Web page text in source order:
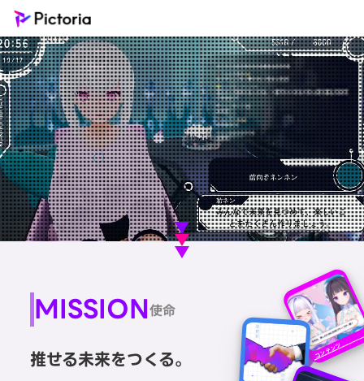
コンテンツ
MISSION使命
推せる未来をつくる。